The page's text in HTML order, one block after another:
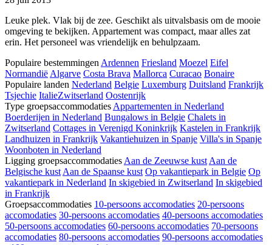
Leuke plek. Vlak bij de zee. Geschikt als uitvalsbasis om de mooie
omgeving te bekijken. Appartement was compact, maar alles zat
erin. Het personeel was vriendelijk en behulpzaam.
Populaire bestemmingen Ardennen Friesland Moezel Eifel
Normandië Algarve Costa Brava Mallorca Curacao Bonaire
Populaire landen Nederland Belgie Luxemburg Duitsland Frankrijk
Tsjechie ItalieZwitserland Oostenrijk
Type groepsaccommodaties Appartementen in Nederland
Boerderijen in Nederland Bungalows in Belgie Chalets in
Zwitserland Cottages in Verenigd Koninkrijk Kastelen in Frankrijk
Landhuizen in Frankrijk Vakantiehuizen in Spanje Villa's in Spanje
Woonboten in Nederland
Ligging groepsaccommodaties Aan de Zeeuwse kust Aan de
Belgische kust Aan de Spaanse kust Op vakantiepark in Belgie Op
vakantiepark in Nederland In skigebied in Zwitserland In skigebied
in Frankrijk
Groepsaccommodaties 10-persoons accomodaties 20-persoons
accomodaties 30-persoons accomodaties 40-persoons accomodaties
50-persoons accomodaties 60-persoons accomodaties 70-persoons
accomodaties 80-persoons accomodaties 90-persoons accomodaties